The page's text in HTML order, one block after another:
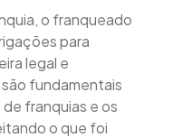
o franqueado
para
legal e
fundamentais
franquias e os
o que foi